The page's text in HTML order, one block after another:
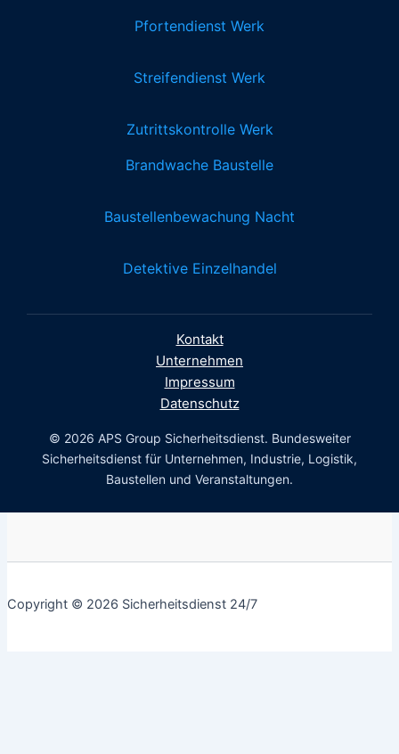
Pfortendienst Werk
Streifendienst Werk
Zutrittskontrolle Werk
Brandwache Baustelle
Baustellenbewachung Nacht
Detektive Einzelhandel
Kontakt
Unternehmen
Impressum
Datenschutz
© 2026 APS Group Sicherheitsdienst. Bundesweiter
Sicherheitsdienst für Unternehmen, Industrie, Logistik,
Baustellen und Veranstaltungen.
Copyright © 2026 Sicherheitsdienst 24/7